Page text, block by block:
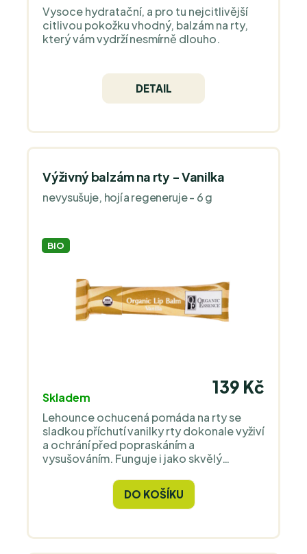
Vysoce hydratační, a pro tu nejcitlivější
citlivou pokožku vhodný, balzám na rty,
který vám vydrží nesmírně dlouho.
DETAIL
Výživný balzám na rty - Vanilka
nevysušuje, hojí a regeneruje - 6 g
BIO
Skladem
139 Kč
Lehounce ochucená pomáda na rty se
sladkou příchutí vanilky rty dokonale vyživí
a ochrání před popraskáním a
vysušováním. Funguje i jako skvělý
kompletně rozložitelném zero waste
DO KOŠÍKU